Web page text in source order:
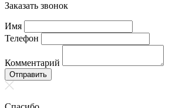
Заказать звонок
Имя
Телефон
Комментарий
Отправить